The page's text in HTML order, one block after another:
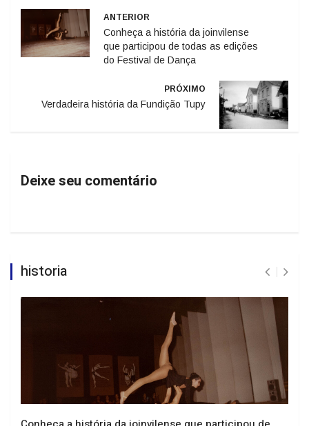
ANTERIOR
Conheça a história da joinvilense
que participou de todas as edições
do Festival de Dança
PRÓXIMO
Verdadeira história da Fundição Tupy
Deixe seu comentário
historia